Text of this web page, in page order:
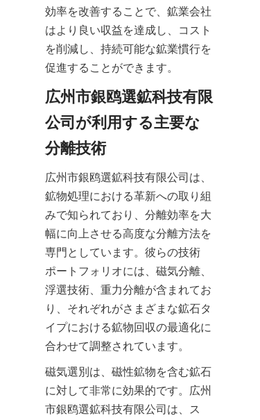
効率を改善することで、鉱業会社
はより良い収益を達成し、コスト
を削減し、持続可能な鉱業慣行を
促進することができます。
広州市銀鸥選鉱科技有限
公司が利用する主要な
分離技術
広州市銀鸥選鉱科技有限公司は、
鉱物処理における革新への取り組
みで知られており、分離効率を大
幅に向上させる高度な分離方法を
専門としています。彼らの技術
ポートフォリオには、磁気分離、
浮選技術、重力分離が含まれてお
り、それぞれがさまざまな鉱石タ
イプにおける鉱物回収の最適化に
合わせて調整されています。
磁気選別は、磁性鉱物を含む鉱石
に対して非常に効果的です。広州
市銀鸥選鉱科技有限公司は、ス